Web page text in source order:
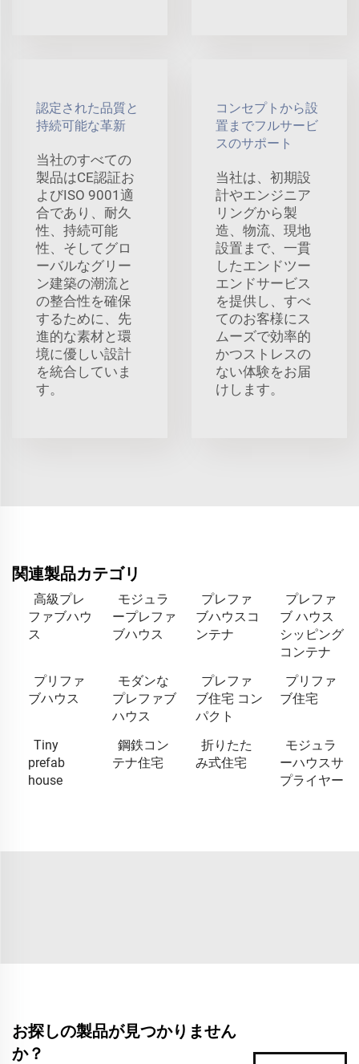
認定された品質と
持続可能な革新
当社のすべての
製品はCE認証お
よびISO 9001適
合であり、耐久
性、持続可能
性、そしてグロ
ーバルなグリー
ン建築の潮流と
の整合性を確保
するために、先
進的な素材と環
境に優しい設計
を統合していま
す。
コンセプトから設
置までフルサービ
スのサポート
当社は、初期設
計やエンジニア
リングから製
造、物流、現地
設置まで、一貫
したエンドツー
エンドサービス
を提供し、すべ
てのお客様にス
ムーズで効率的
かつストレスの
ない体験をお届
けします。
関連製品カテゴリ
高級プレ
ファブハウ
ス
モジュラ
ープレファ
ブハウス
プレファ
ブハウスコ
ンテナ
プレファ
ブ ハウス
シッピング
コンテナ
プリファ
ブハウス
モダンな
プレファブ
ハウス
プレファ
ブ住宅 コン
パクト
プリファ
ブ住宅
Tiny
prefab
house
鋼鉄コン
テナ住宅
折りたた
み式住宅
モジュラ
ーハウスサ
プライヤー
お探しの製品が見つかりません
か？